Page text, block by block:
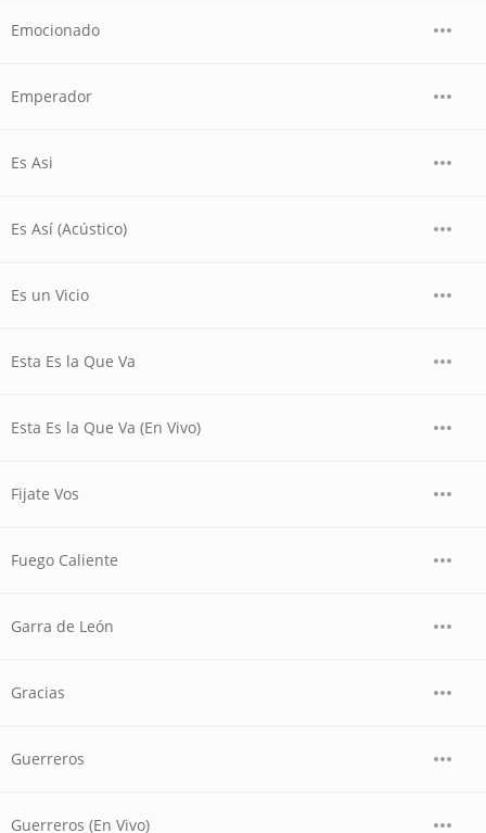
Emocionado
Emperador
Es Asi
Es Así (Acústico)
Es un Vicio
Esta Es la Que Va
Esta Es la Que Va (En Vivo)
Fijate Vos
Fuego Caliente
Garra de León
Gracias
Guerreros
Guerreros (En Vivo)